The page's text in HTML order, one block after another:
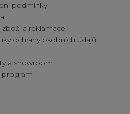
podmínky
zboží a reklamace
ochrany osobních údajů
a showroom
program